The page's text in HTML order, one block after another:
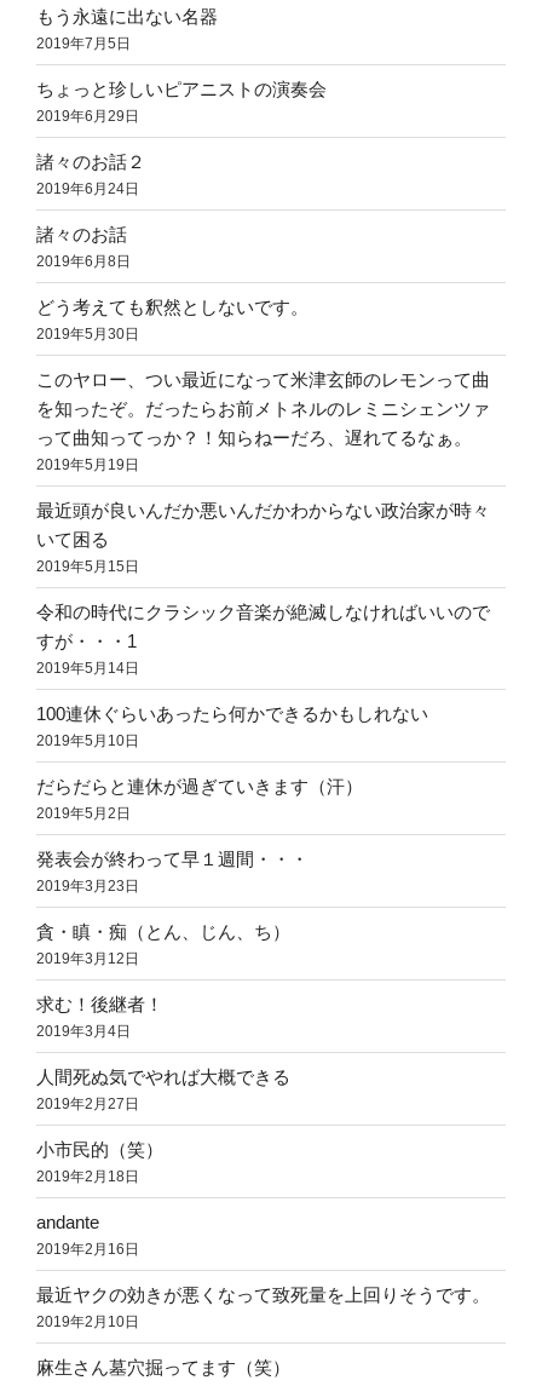
もう永遠に出ない名器
2019年7月5日
ちょっと珍しいピアニストの演奏会
2019年6月29日
諸々のお話２
2019年6月24日
諸々のお話
2019年6月8日
どう考えても釈然としないです。
2019年5月30日
このヤロー、つい最近になって米津玄師のレモンって曲
を知ったぞ。だったらお前メトネルのレミニシェンツァ
って曲知ってっか？！知らねーだろ、遅れてるなぁ。
2019年5月19日
最近頭が良いんだか悪いんだかわからない政治家が時々
いて困る
2019年5月15日
令和の時代にクラシック音楽が絶滅しなければいいので
すが・・・1
2019年5月14日
100連休ぐらいあったら何かできるかもしれない
2019年5月10日
だらだらと連休が過ぎていきます（汗）
2019年5月2日
発表会が終わって早１週間・・・
2019年3月23日
貪・瞋・痴（とん、じん、ち）
2019年3月12日
求む！後継者！
2019年3月4日
人間死ぬ気でやれば大概できる
2019年2月27日
小市民的（笑）
2019年2月18日
andante
2019年2月16日
最近ヤクの効きが悪くなって致死量を上回りそうです。
2019年2月10日
麻生さん墓穴掘ってます（笑）